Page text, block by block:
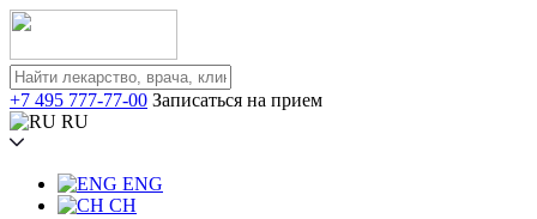
+7 495 777-77-00 Записаться на прием
RU
ENG
CH